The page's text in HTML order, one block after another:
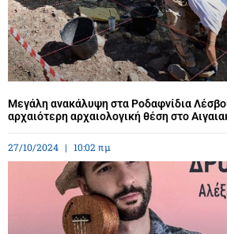
Μεγάλη ανακάλυψη στα Ροδαφνίδια
αρχαιότερη αρχαιολογική θέση στο
27/10/2024 10:02 πμ